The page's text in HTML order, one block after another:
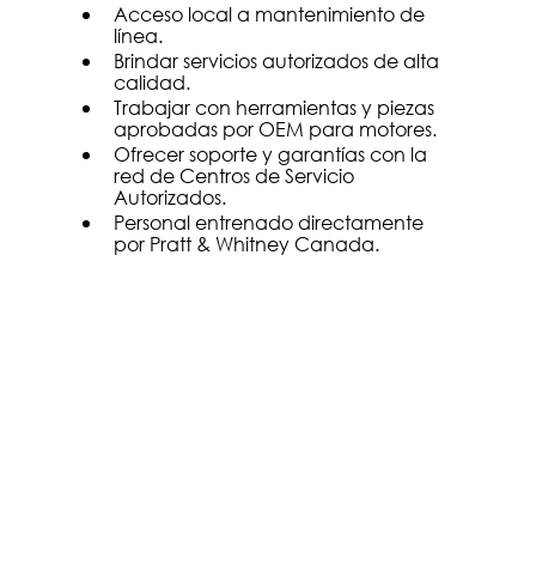
Acceso local a mantenimiento de
línea.
Brindar servicios autorizados de alta
calidad.
Trabajar con herramientas y piezas
aprobadas por OEM para motores.
Ofrecer soporte y garantías con la
red de Centros de Servicio
Autorizados.
Personal entrenado directamente
por Pratt & Whitney Canada.